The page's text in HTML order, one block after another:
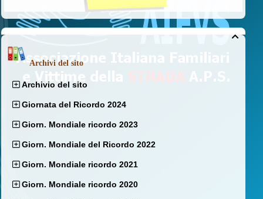

Archivi del sito
Archivio del sito
Giornata del Ricordo 2024
Giorn. Mondiale ricordo 2023
Giorn. Mondiale del Ricordo 2022
Giorn. Mondiale ricordo 2021
Giorn. Mondiale ricordo 2020